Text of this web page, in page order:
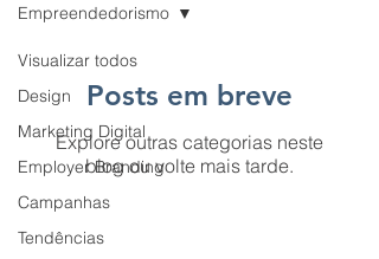
Visualizar todos
Design
Marketing Digital
Employer Branding
Campanhas
Tendências
Empreendedorismo
Posts em breve
Explore outras categorias neste
blog ou volte mais tarde.